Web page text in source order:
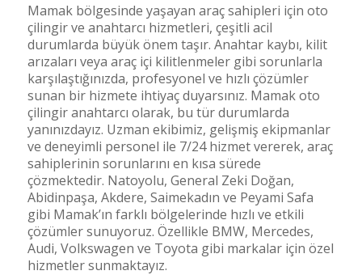
Mamak bölgesinde yaşayan araç sahipleri için oto
çilingir ve anahtarcı hizmetleri, çeşitli acil
durumlarda büyük önem taşır. Anahtar kaybı, kilit
arızaları veya araç içi kilitlenmeler gibi sorunlarla
karşılaştığınızda, profesyonel ve hızlı çözümler
sunan bir hizmete ihtiyaç duyarsınız. Mamak oto
çilingir anahtarcı olarak, bu tür durumlarda
yanınızdayız. Uzman ekibimiz, gelişmiş ekipmanlar
ve deneyimli personel ile 7/24 hizmet vererek, araç
sahiplerinin sorunlarını en kısa sürede
çözmektedir. Natoyolu, General Zeki Doğan,
Abidinpaşa, Akdere, Saimekadın ve Peyami Safa
gibi Mamak’ın farklı bölgelerinde hızlı ve etkili
çözümler sunuyoruz. Özellikle BMW, Mercedes,
Audi, Volkswagen ve Toyota gibi markalar için özel
hizmetler sunmaktayız.